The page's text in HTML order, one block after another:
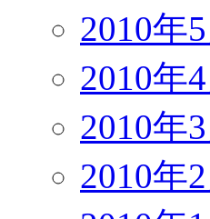
2010年5
2010年4
2010年3
2010年2